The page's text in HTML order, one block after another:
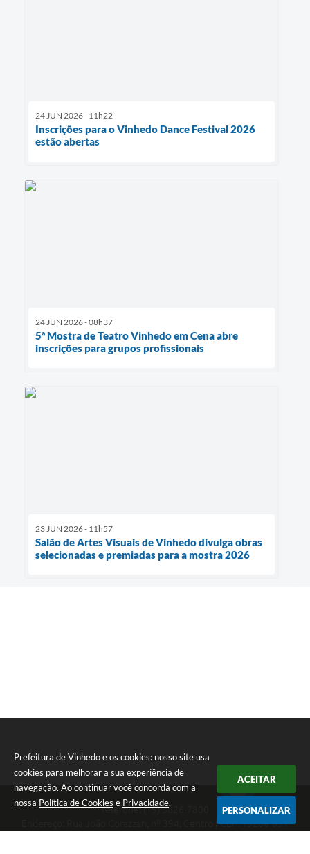
Prefeitura de Vinhedo e os cookies: nosso site usa
cookies para melhorar a sua experiência de
navegação. Ao continuar você concorda com a
nossa Política de Cookies e Privacidade.
ACEITAR
PERSONALIZAR
24 JUN 2026 - 11h22
Inscrições para o Vinhedo Dance Festival 2026
estão abertas
24 JUN 2026 - 08h37
5ª Mostra de Teatro Vinhedo em Cena abre
inscrições para grupos profissionais
23 JUN 2026 - 11h57
Salão de Artes Visuais de Vinhedo divulga obras
selecionadas e premiadas para a mostra 2026
Telefone: (19) 3826-7800
Endereço: Rua João Corazzari, nº 394, Centro | CEP: 13280-091